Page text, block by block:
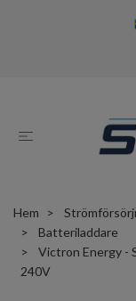
Hem
Batteriladdare
Victron Energy -
240V